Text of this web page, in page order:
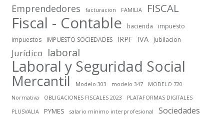
Emprendedores facturacion FAMILIA FISCAL
Fiscal - Contable hacienda
impuesto
impuestos
IMPUESTO SOCIEDADES IRPF IVA Jubilacion
Jurídico laboral
Laboral y Seguridad Social
Mercantil Modelo 303 modelo 347
MODELO 720
Normativa
OBLIGACIONES FISCALES 2023
PLATAFORMAS DIGITALES
PLUSVALIA
PYMES salario mínimo interprofesional Sociedades